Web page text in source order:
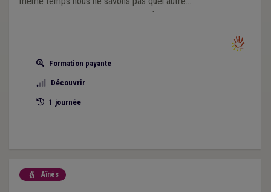
comportement adopter. Comment faire pour aider la
Formation payante
Découvrir
1 journée
 Aînés